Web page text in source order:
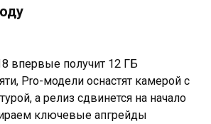
впервые получит 12 ГБ
Pro-модели оснастят камерой с
а релиз сдвинется на начало
ключевые апгрейды